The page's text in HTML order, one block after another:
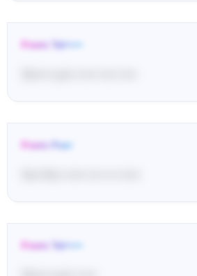
From: Tel•••••
From: Pos•
From: Tel•••••